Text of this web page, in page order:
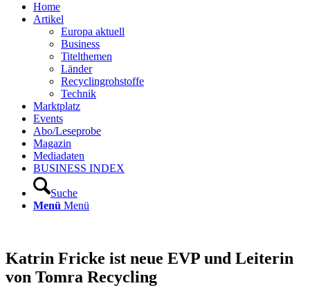
Home
Artikel
Europa aktuell
Business
Titelthemen
Länder
Recyclingrohstoffe
Technik
Marktplatz
Events
Abo/Leseprobe
Magazin
Mediadaten
BUSINESS INDEX
Suche
Menü Menü
Katrin Fricke ist neue EVP und Leiterin
von Tomra Recycling